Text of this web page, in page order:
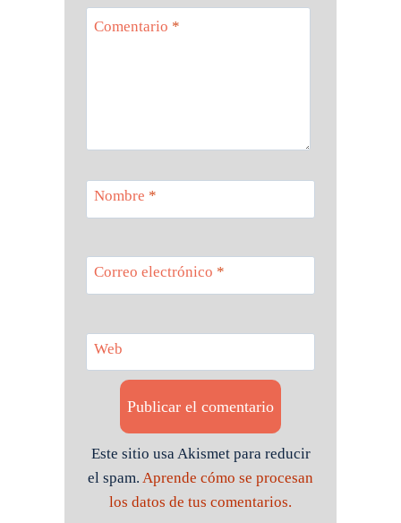
Comentario *
Nombre *
Correo electrónico *
Web
Este sitio usa Akismet para reducir
el spam. Aprende cómo se procesan
los datos de tus comentarios.